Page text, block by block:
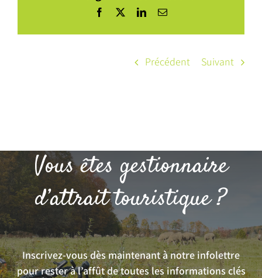
Facebook LinkedInCourriel
Précédent Suivant
Vous êtes gestionnaire
d’attrait touristique ?
Inscrivez-vous dès maintenant à notre infolettre
pour rester à l’affût de toutes les informations clés